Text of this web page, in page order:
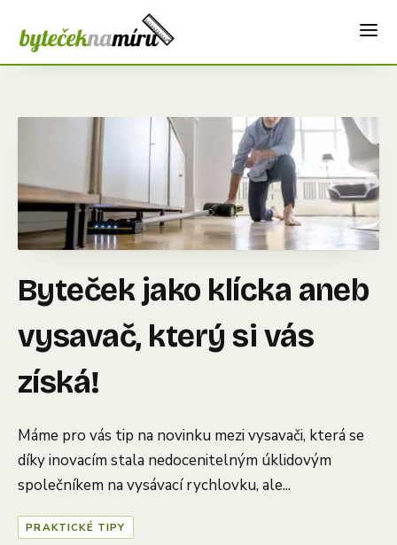
Byteček jako klícka aneb
vysavač, který si vás
získá!
Máme pro vás tip na novinku mezi vysavači, která se
díky inovacím stala nedocenitelným úklidovým
společníkem na vysávací rychlovku, ale...
PRAKTICKÉ TIPY